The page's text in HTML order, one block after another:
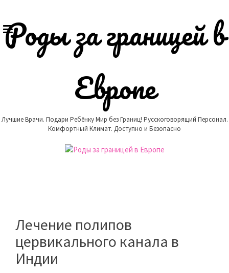
content
Роды за границей в
Европе
Лучшие Врачи. Подари Ребёнку Мир без Границ! Русскоговорящий Персонал.
Комфортный Климат. Доступно и Безопасно
Лечение полипов
цервикального канала в
Индии